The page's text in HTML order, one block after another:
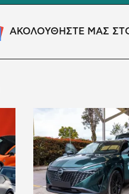
ΑΚΟΛΟΥΘΗΣΤΕ ΜΑΣ ΣΤΟ